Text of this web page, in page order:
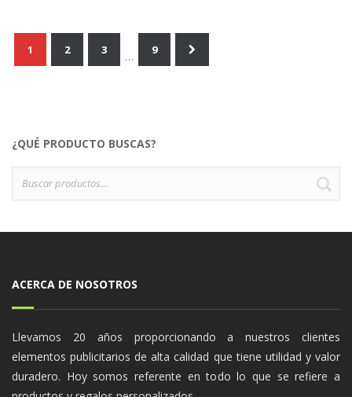
1 2 3 … 9
¿QUÉ PRODUCTO BUSCAS?
ACERCA DE NOSOTROS
Llevamos 20 años proporcionando a nuestros clientes
elementos publicitarios de alta calidad que tiene utilidad y valor
duradero. Hoy somos referente en todo lo que se refiere a